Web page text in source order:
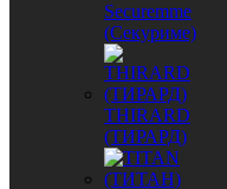
Securemme
(Секуриме)
THIRARD
(ТИРАРД)